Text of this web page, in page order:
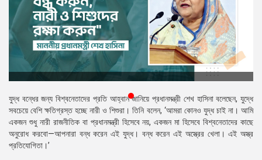
মতামত
উন্নয়নের
বাংলাদেশ
নিউজলেটার
রিলিজ
গ্যালারি
যুদ্ধ বন্ধের জন্য বিশ্বনেতাদের প্রতি আহ্বান জানিয়ে প্রধানমন্ত্রী শেখ হাসিনা বলেছেন, যুদ্ধে
সবচেয়ে বেশি ক্ষতিগ্রস্ত হচ্ছে নারী ও শিশুরা। তিনি বলেন, ‘আমরা কোনও যুদ্ধ চাই না। আমি
একজন শুধু নারী রাজনীতিক বা প্রধানমন্ত্রী হিসেবে নয়, একজন মা হিসেবে বিশ্বনেতাদের কাছে
অনুরোধ করবো—আপনারা বন্ধ করেন এই যুদ্ধ। বন্ধ করেন এই অস্ত্রের খেলা। এই অস্ত্র
প্রতিযোগিতা।’